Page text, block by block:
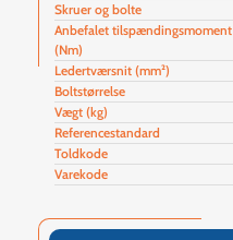
Skruer og bolte
Anbefalet tilspændingsmoment
(Nm)
Ledertværsnit (mm²)
Boltstørrelse
Vægt (kg)
Referencestandard
Toldkode
Varekode